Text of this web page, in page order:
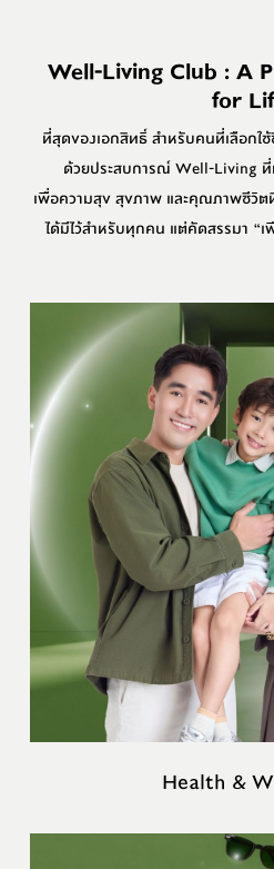
Well-Living Club : A
for
ที่สุดของเอกสิทธิ์ สำหรับคนที่เลือกใ
ด้วยประสบการณ์ Well-Living
เพื่อความสุข สุขภาพ และคุณภาพชีวิต
ได้มีไว้สำหรับทุกคน แต่คัดสรรมา “
Health &